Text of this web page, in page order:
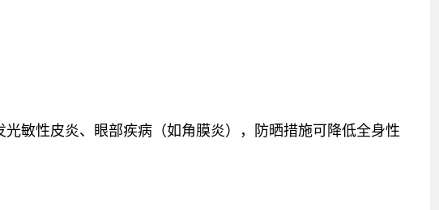
敏性皮炎、眼部疾病（如角膜炎），防晒措施可降低全身性